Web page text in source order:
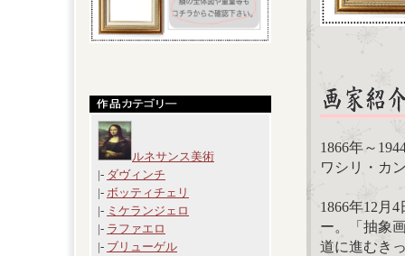
ルネサンス美術
|- ダヴィンチ
|- ボッティチェリ
|- ミケランジェロ
|- ラファエロ
|- ブリューゲル
1866年～
ワシリ・カ
1866年12月
ー。「抽象
道に進むき